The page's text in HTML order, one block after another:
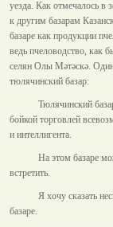
уезда. Как отмечалось в
к другим базарам
базаре как продукции
ведь пчеловодство, как
селян Олы Мәтәскә.
тюлячинский базар:
Тюлячинский
бойкой торговлей
и интеллигента.
На этом базаре
встретить.
Я хочу сказать
базаре.